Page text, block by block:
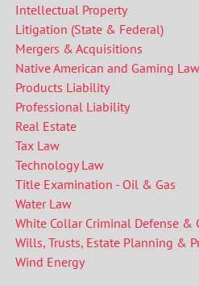
Intellectual Property
Litigation (State & Federal)
Mergers & Acquisitions
Native American and Gaming Law
Products Liability
Professional Liability
Real Estate
Tax Law
Technology Law
Title Examination - Oil & Gas
Water Law
White Collar Criminal Defense &
Wills, Trusts, Estate Planning &
Wind Energy